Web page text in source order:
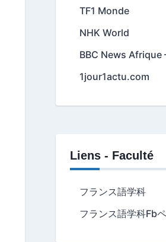
TF1 Monde
NHK World
BBC News Afrique
1jour1actu.com
Liens - Faculté
フランス語学科
フランス語学科Fb